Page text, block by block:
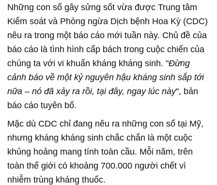
Những con số gây sửng sốt vừa được Trung tâm
Kiểm soát và Phòng ngừa Dịch bệnh Hoa Kỳ (CDC)
nêu ra trong một báo cáo mới tuần này. Chủ đề của
báo cáo là tình hình cấp bách trong cuộc chiến của
chúng ta với vi khuẩn kháng kháng sinh. "Đừng
cảnh báo về một kỷ nguyên hậu kháng sinh sắp tới
nữa – nó đã xảy ra rồi, tại đây, ngay lúc này", bản
báo cáo tuyên bố.
Mặc dù CDC chỉ đang nêu ra những con số tại Mỹ,
nhưng kháng kháng sinh chắc chắn là một cuộc
khủng hoảng mang tính toàn cầu. Mỗi năm, trên
toàn thế giới có khoảng 700.000 người chết vì
nhiễm trùng kháng thuốc.